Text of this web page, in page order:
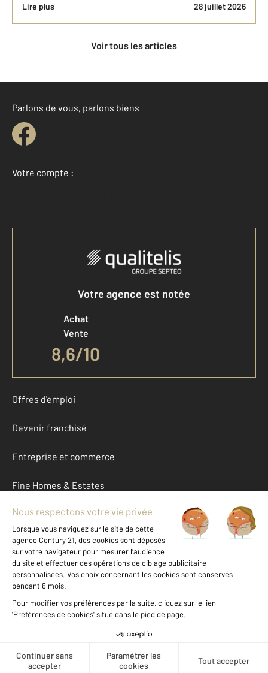
Lire plus 28 juillet 2026
Voir tous les articles
Parlons de vous, parlons biens
Votre compte :
Accéder à mon compte
Votre agence est notée
Achat
Vente
8,6/10
Offres d'emploi
Devenir franchisé
Entreprise et commerce
Fine Homes & Estates
À propos
International
Nous contacter
Données personnelles
Gestionnaire des cookies